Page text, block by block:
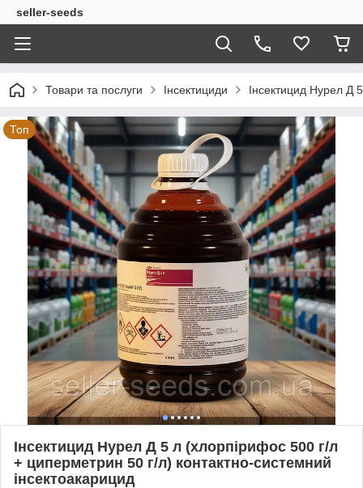
seller-seeds
Товари та послуги Інсектициди Інсектицид Нурел Д
Топ
Інсектицид Нурел Д 5 л (хлорпірифос 500 г/л
+ циперметрин 50 г/л) контактно-системний
інсектоакарицид